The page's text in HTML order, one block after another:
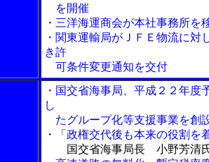
を開催
・三洋海運商会が本社事務所を
・関東運輸局がＪＦＥ物流に対
き許
可条件変更通知を交付
・国交省海事局、平成２２年度
し
たグループ化等支援事業を創
・「政権交代後も本来の役割を
国交省海事局長 小野芳清